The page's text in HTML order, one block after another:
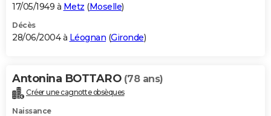
17/05/1949 à Metz (Moselle)
Décès
28/06/2004 à Léognan (Gironde)
Antonina BOTTARO (78 ans)
Créer une cagnotte obsèques
Naissance